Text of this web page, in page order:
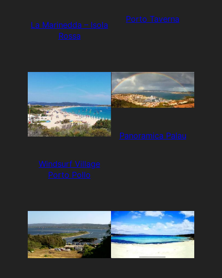
La Marinedda – Isola
Rossa
Porto Taverna
Windsurf Village
Porto Pollo
Panoramica Palau